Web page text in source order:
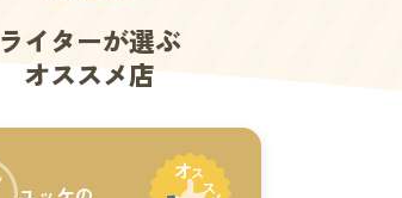
ライターが選ぶ
オススメ店